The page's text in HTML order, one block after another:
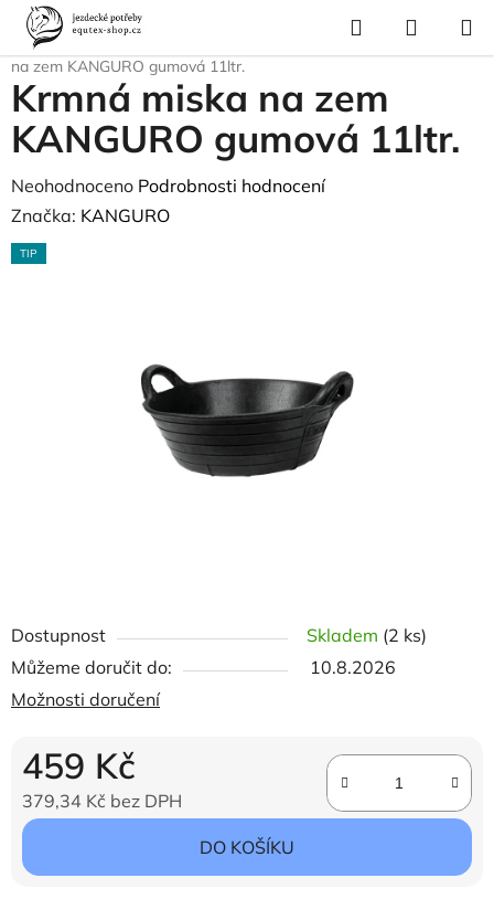
Přejít
obsah
Hledat
KOŠÍK
Domů
Vybavení stáje
na zem KANGURO gumová 11ltr.
Dostupnost Skladem (2 ks)
Můžeme doručit do:
10.8.2026
Možnosti doručení
459 Kč
379,34 Kč bez DPH
Měrná cena:
DO KOŠÍKU
Krmná miska na zem
KANGURO gumová 11ltr.
Průměrné
hodnocení
produktu
Neohodnoceno Podrobnosti hodnocení
Značka: KANGURO
TIP